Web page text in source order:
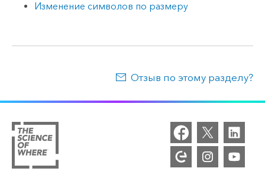
Изменение символов по размеру
Отзыв по этому разделу?